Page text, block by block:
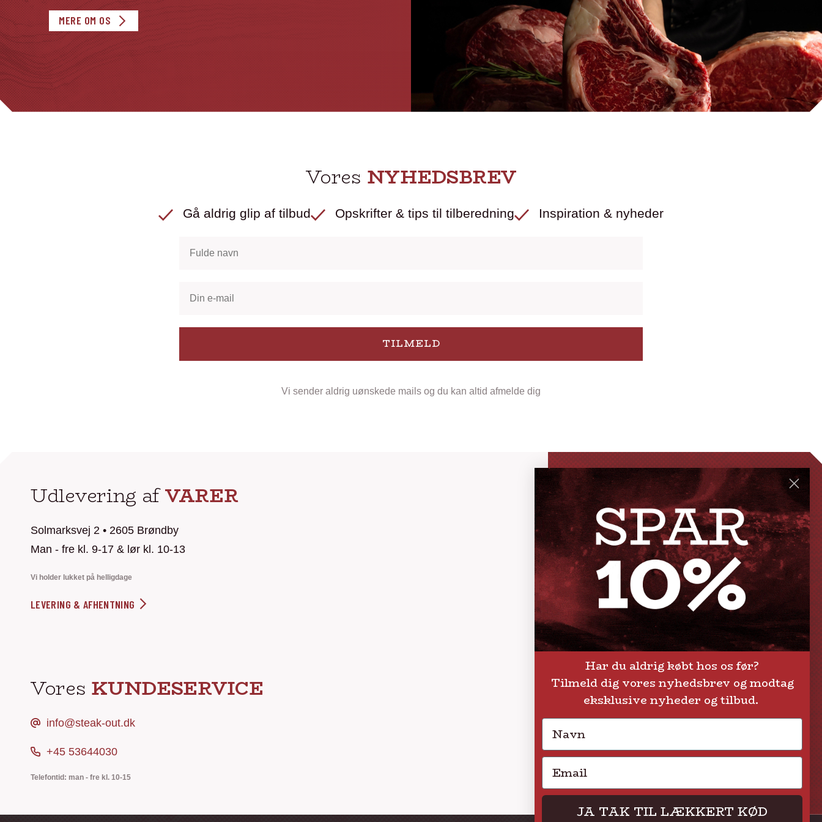
MERE OM OS
Vores NYHEDSBREV
Gå aldrig glip af tilbud Opskrifter & tips til tilberedning Inspiration & nyheder
TILMELD
Vi sender aldrig uønskede mails og du kan altid afmelde dig
Udlevering afVARER
Solmarksvej 2 • 2605 Brøndby
Man - fre kl. 9-17 & lør kl. 10-13
Vi holder lukket på helligdage
LEVERING & AFHENTNING
Vores KUNDESERVICE
info@steak-out.dk
+45 53644030
Telefontid: man - fre kl. 10-15
GENVEJE
Handelsbetingelser
FAQ
Levering eller afhentning
Om Steak-out.dk
Persondatapolitik
Har du aldrig købt hos os før?
Tilmeld dig vores nyhedsbrev og modtag
eksklusive nyheder og tilbud.
Navn
Email
JA TAK TIL LÆKKERT KØD